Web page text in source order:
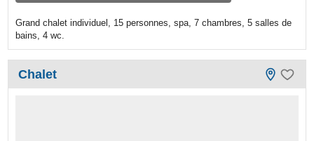
Grand chalet individuel, 15 personnes, spa, 7 chambres, 5 salles de
bains, 4 wc.
Chalet